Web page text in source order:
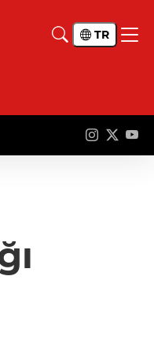
TR